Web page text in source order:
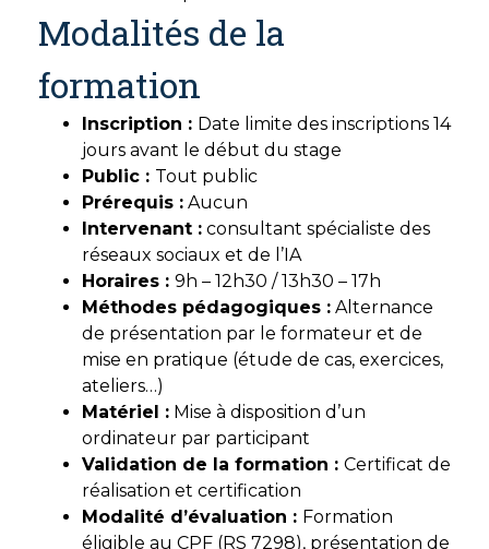
Modalités de la
formation
Inscription : Date limite des inscriptions 14
jours avant le début du stage
Public : Tout public
Prérequis : Aucun
Intervenant : consultant spécialiste des
réseaux sociaux et de l’IA
Horaires : 9h – 12h30 / 13h30 – 17h
Méthodes pédagogiques : Alternance
de présentation par le formateur et de
mise en pratique (étude de cas, exercices,
ateliers…)
Matériel : Mise à disposition d’un
ordinateur par participant
Validation de la formation : Certificat de
réalisation et certification
Modalité d’évaluation : Formation
éligible au CPF (RS 7298), présentation de